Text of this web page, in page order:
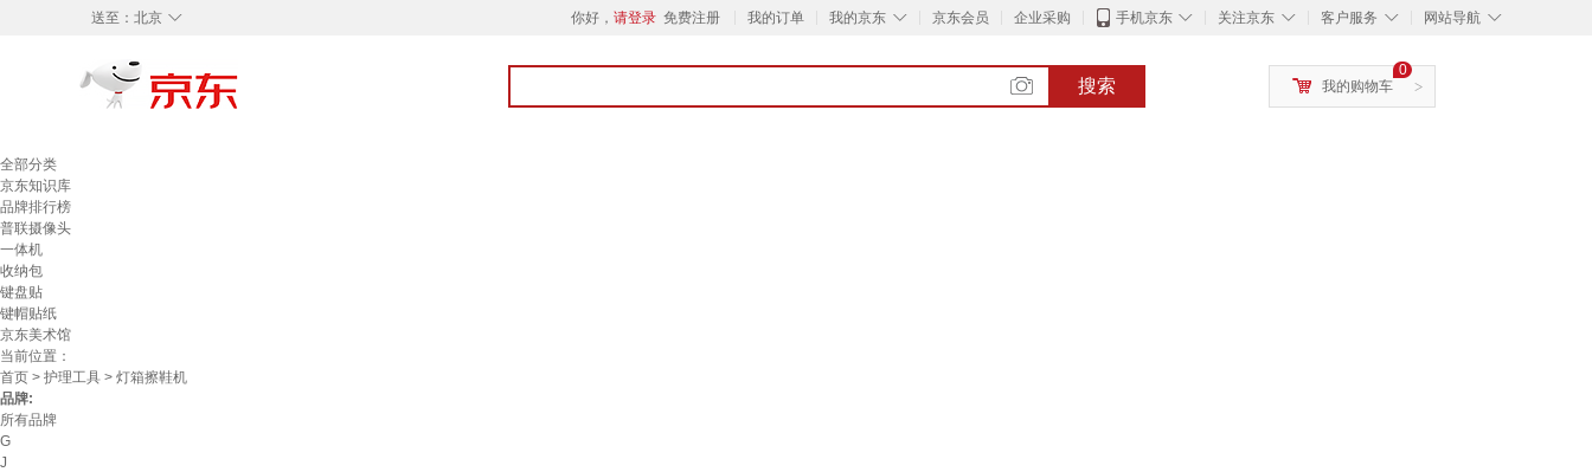
◇
送至： 北京 你好， 请登录 免费注册 我的订单 ◇
我的京东 京东会员 企业采购 ◇
手机京东 ◇
关注京东 ◇
客户服务 ◇
网站导航
搜索 >
0
我的购物车
全部分类
京东知识库
品牌排行榜
普联摄像头
一体机
收纳包
键盘贴
键帽贴纸
京东美术馆
当前位置：
首页 > 护理工具 > 灯箱擦鞋机
品牌:
所有品牌
G
J